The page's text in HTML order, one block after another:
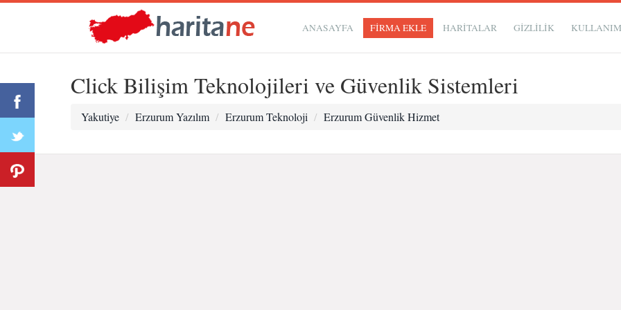
ANASAYFA FİRMA EKLE HARİTALAR GIZLILIK
Click Bilişim Teknolojileri ve Güvenlik Sistemleri
Yakutiye Erzurum Yazılım Erzurum Teknoloji Erzurum Güvenlik Hizmet